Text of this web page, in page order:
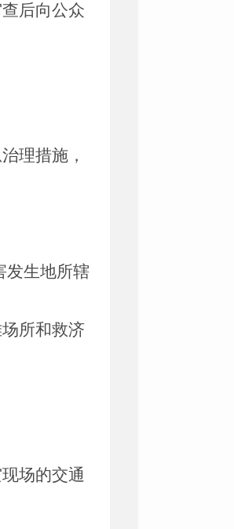
后向公众
理措施，
发生地所辖
所和救济
场的交通